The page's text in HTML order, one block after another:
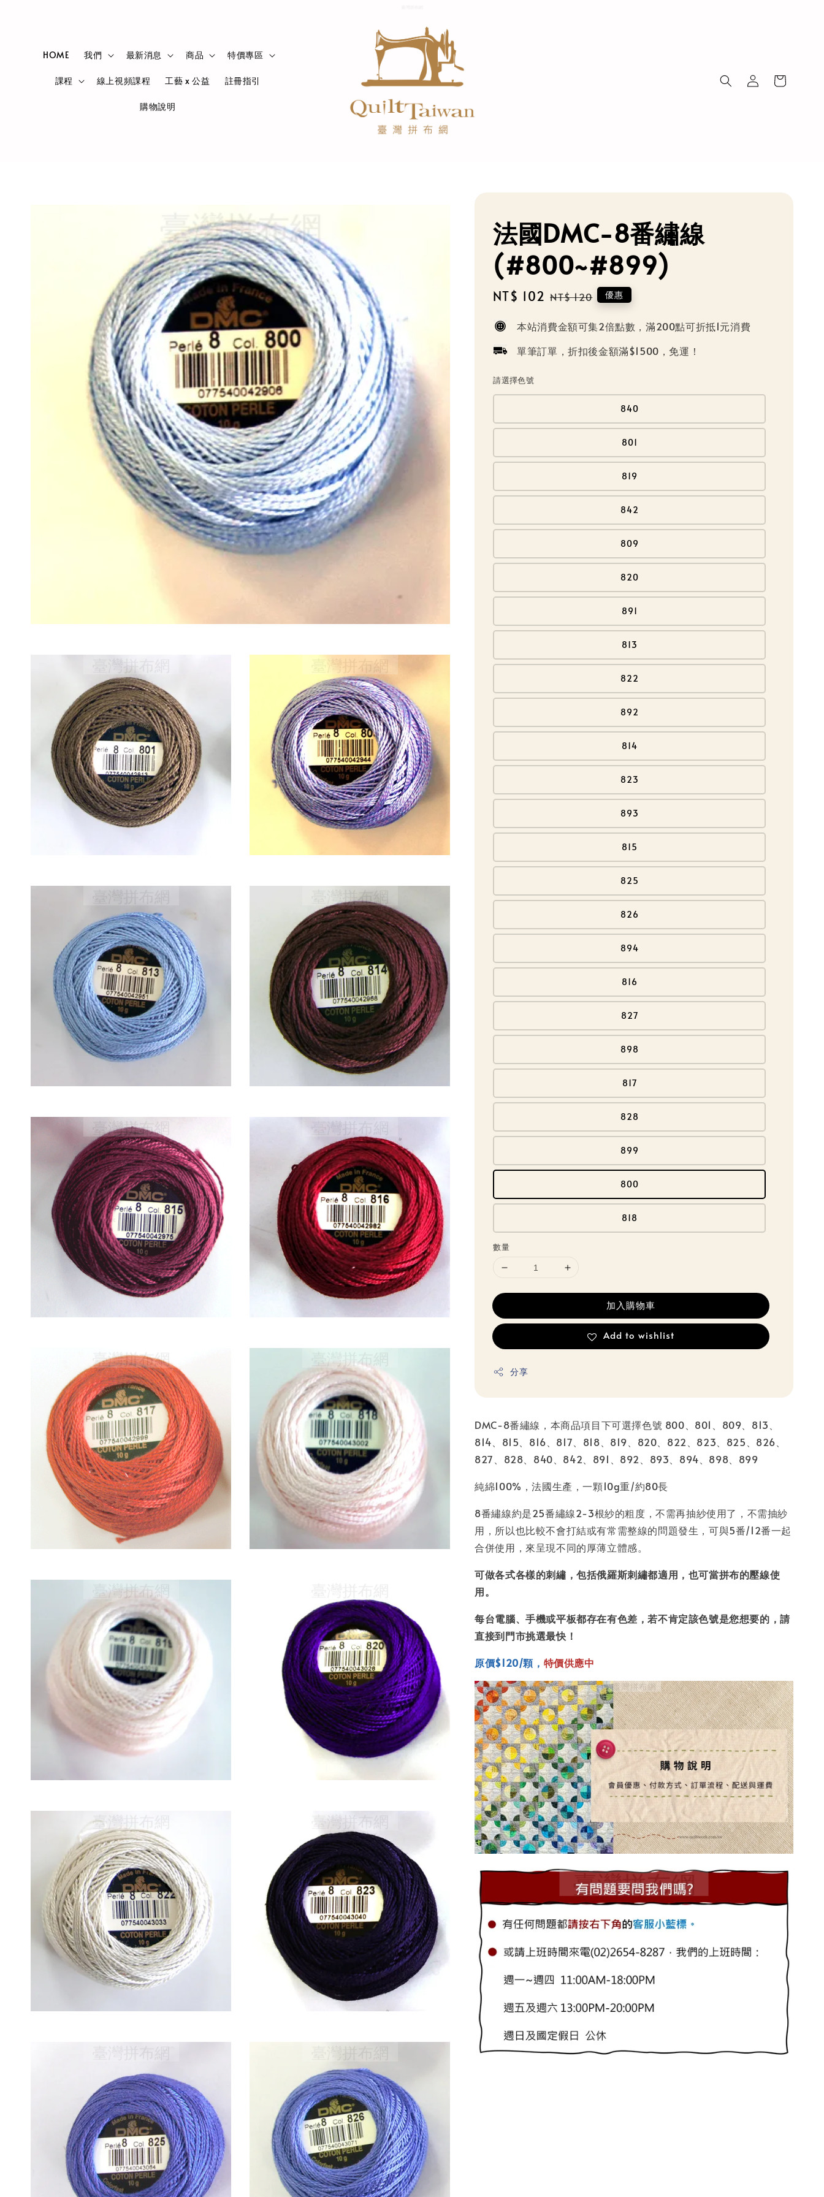
HOME 我們 最新消息 商品 特價專區
課程 線上視頻課程 工藝 x 公益 註冊指引
購物說明
法國DMC-8番繡線
(#800~#899)
Sale
NT$ 102 Regular
NT$ 120 優惠
本站消費金額可集2倍點數，滿200點可折抵1元消費
單筆訂單，折扣後金額滿$1500，免運！
請選擇色號
840
801
819
842
809
820
891
813
822
892
814
823
893
815
825
826
894
816
827
898
817
828
899
800
818
數量
加入購物車
Add to wishlist
分享
DMC-8番繡線，本商品項目下可選擇色號 800、801、809、813、
814、815、816、817、818、819、820、822、823、825、826、
827、828、840、842、891、892、893、894、898、899
純綿100%，法國生產，一顆10g重/約80長
8番繡線約是25番繡線2-3根紗的粗度，不需再抽紗使用了，不需抽紗
用，所以也比較不會打結或有常需整線的問題發生，可與5番/12番一起
合併使用，來呈現不同的厚薄立體感。
可做各式各樣的刺繡，包括俄羅斯刺繡都適用，也可當拼布的壓線使
用。
每台電腦、手機或平板都存在有色差，若不肯定該色號是您想要的，請
直接到門市挑選最快！
原價$120/顆， 特價供應中